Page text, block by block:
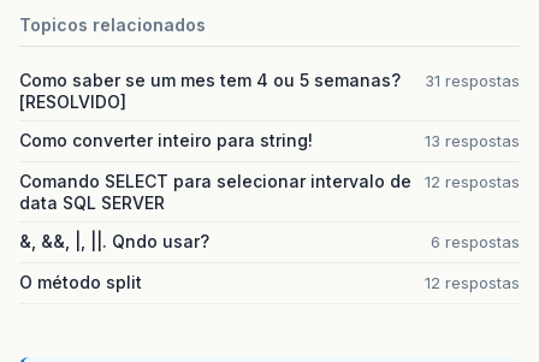
Topicos relacionados
Como saber se um mes tem 4 ou 5 semanas?
[RESOLVIDO]
31 respostas
Como converter inteiro para string! 13 respostas
Comando SELECT para selecionar intervalo de
data SQL SERVER
12 respostas
&, &&, |, ||. Qndo usar? 6 respostas
O método split 12 respostas